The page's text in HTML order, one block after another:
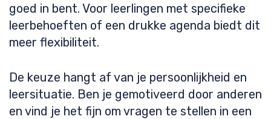
goed in bent. Voor leerlingen met specifieke
leerbehoeften of een drukke agenda biedt dit
meer flexibiliteit.
De keuze hangt af van je persoonlijkheid en
leersituatie. Ben je gemotiveerd door anderen
en vind je het fijn om vragen te stellen in een